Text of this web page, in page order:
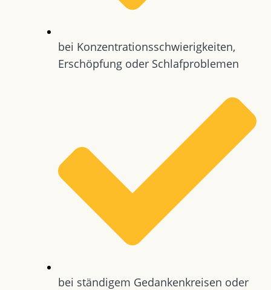
bei Konzentrationsschwierigkeiten,
Erschöpfung oder Schlafproblemen
bei ständigem Gedankenkreisen oder